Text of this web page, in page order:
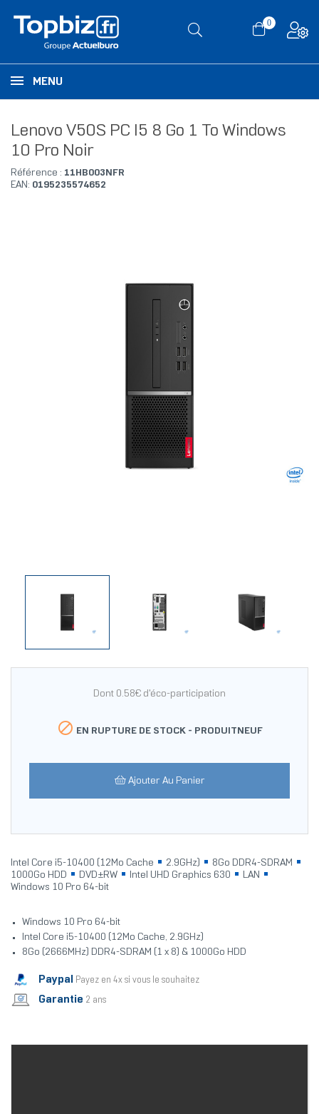
0
MENU
Lenovo V50S PC I5 8 Go 1 To Windows
10 Pro Noir
Référence : 11HB003NFR
EAN: 0195235574652
Dont 0.58€ d'éco-participation
 EN RUPTURE DE STOCK - PRODUITNEUF
Ajouter Au Panier
Intel Core i5-10400 (12Mo Cache 2.9GHz)
8Go DDR4-SDRAM
1000Go HDD
DVD±RW Intel UHD Graphics 630
LAN
Windows 10 Pro 64-bit
Windows 10 Pro 64-bit
Intel Core i5-10400 (12Mo Cache, 2.9GHz)
8Go (2666MHz) DDR4-SDRAM (1 x 8) & 1000Go HDD
Paypal Payez en 4x si vous le souhaitez
Garantie 2 ans